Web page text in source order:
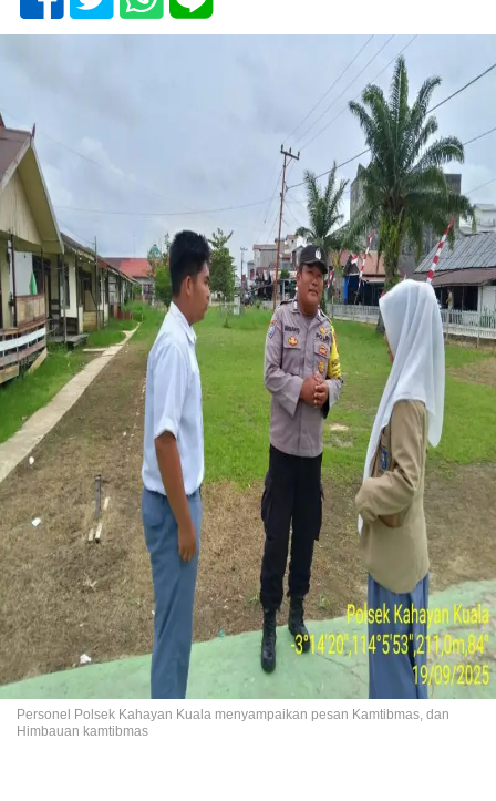
Personel Polsek Kahayan Kuala menyampaikan pesan Kamtibmas, dan
Himbauan kamtibmas